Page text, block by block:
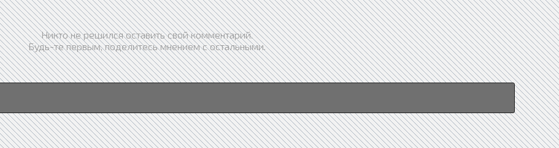
Никто не решился оставить свой комментарий.
Будь-те первым, поделитесь мнением с остальными.